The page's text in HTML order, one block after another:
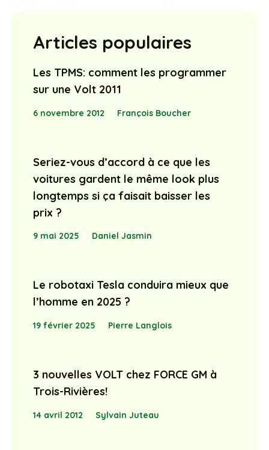
Articles populaires
Les TPMS: comment les programmer
sur une Volt 2011
6 novembre 2012 François Boucher
Seriez-vous d’accord à ce que les
voitures gardent le même look plus
longtemps si ça faisait baisser les
prix ?
9 mai 2025 Daniel Jasmin
Le robotaxi Tesla conduira mieux que
l’homme en 2025 ?
19 février 2025 Pierre Langlois
3 nouvelles VOLT chez FORCE GM à
Trois-Rivières!
14 avril 2012 Sylvain Juteau